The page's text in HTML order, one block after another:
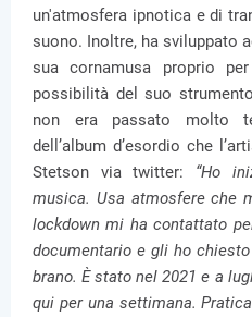
un'atmosfera ipnotica e di
suono. Inoltre, ha sviluppato
sua cornamusa proprio
possibilità del suo
non era passato molto
dell’album d’esordio che
Stetson via twitter: “Ho
musica. Usa atmosfere che
lockdown mi ha contattato
documentario e gli ho
brano. È stato nel 2021 e a
qui per una settimana.